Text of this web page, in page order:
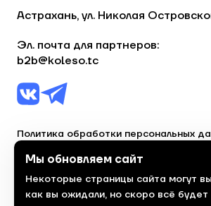
Астрахань, ул. Николая
Эл. почта для партнеров:
b2b@koleso.tc
Политика обработки персональных
© 2023, торгово-сервисная сеть
Политика конфиденциальности
Мы обновляем сайт
Некоторые страницы сайта могут
как вы ожидали, но скоро всё будет